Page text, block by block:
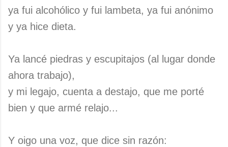
ya fui alcohólico y fui lambeta, ya fui anónimo
y ya hice dieta.
Ya lancé piedras y escupitajos (al lugar donde
ahora trabajo),
y mi legajo, cuenta a destajo, que me porté
bien y que armé relajo...
Y oigo una voz, que dice sin razón: